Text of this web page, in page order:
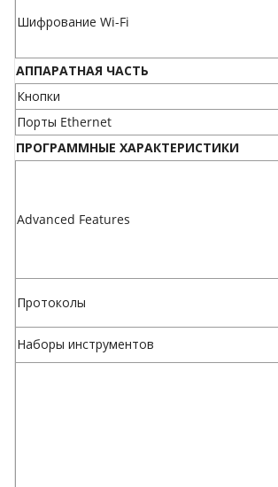
Шифрование Wi-Fi
АППАРАТНАЯ ЧАСТЬ
Кнопки
Порты Ethernet
ПРОГРАММНЫЕ ХАРАКТЕРИСТИКИ
Advanced Features
Протоколы
Наборы инструментов